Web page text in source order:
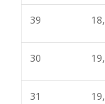
39
30
31